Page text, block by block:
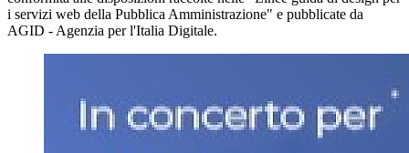
i servizi web della Pubblica Amministrazione" e pubblicate da
AGID - Agenzia per l'Italia Digitale.